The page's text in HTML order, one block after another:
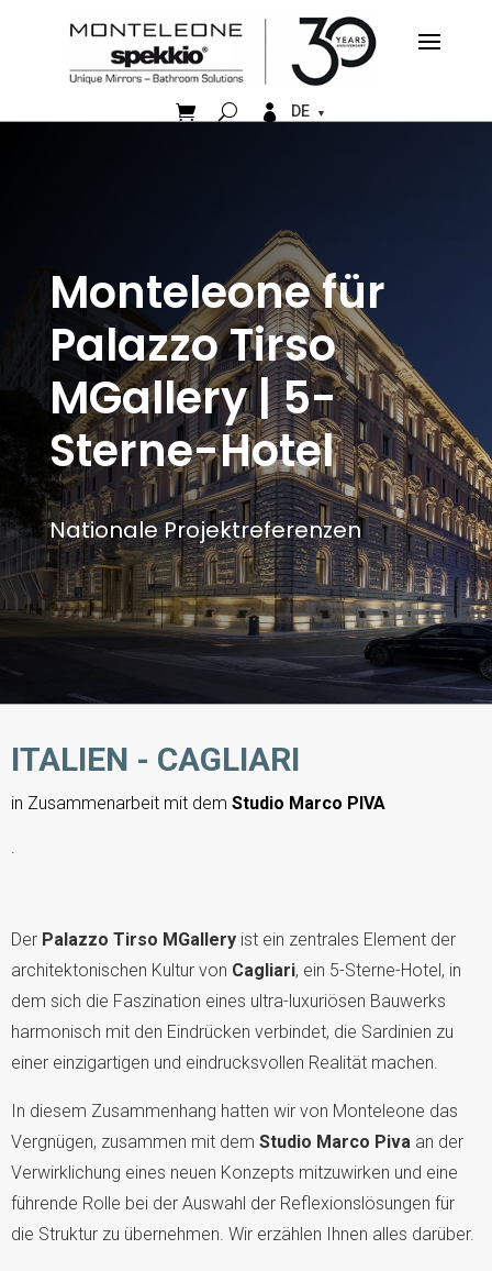
  DE
Monteleone für
Palazzo Tirso
MGallery | 5-
Sterne-Hotel
Nationale Projektreferenzen
ITALIEN - CAGLIARI
in Zusammenarbeit mit dem Studio Marco PIVA
Der Palazzo Tirso MGallery ist ein zentrales Element der
architektonischen Kultur von Cagliari, ein 5-Sterne-Hotel, in
dem sich die Faszination eines ultra-luxuriösen Bauwerks
harmonisch mit den Eindrücken verbindet, die Sardinien zu
einer einzigartigen und eindrucksvollen Realität machen.
In diesem Zusammenhang hatten wir von Monteleone das
Vergnügen, zusammen mit dem Studio Marco Piva an der
Verwirklichung eines neuen Konzepts mitzuwirken und eine
führende Rolle bei der Auswahl der Reflexionslösungen für
die Struktur zu übernehmen. Wir erzählen Ihnen alles darüber.